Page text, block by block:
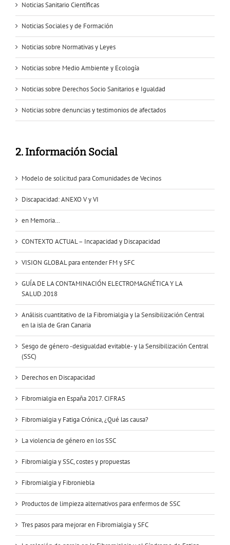
Noticias Sanitario Científicas
Noticias Sociales y de Formación
Noticias sobre Normativas y Leyes
Noticias sobre Medio Ambiente y Ecología
Noticias sobre Derechos Socio Sanitarios e Igualdad
Noticias sobre denuncias y testimonios de afectados
2. Información Social
Modelo de solicitud para Comunidades de Vecinos
Discapacidad: ANEXO V y VI
en Memoria…
CONTEXTO ACTUAL – Incapacidad y Discapacidad
VISION GLOBAL para entender FM y SFC
GUÍA DE LA CONTAMINACIÓN ELECTROMAGNÉTICA Y LA
SALUD.2018
Análisis cuantitativo de la Fibromialgia y la Sensibilización Central
en la isla de Gran Canaria
Sesgo de género -desigualdad evitable- y la Sensibilización Central
(SSC)
Derechos en Discapacidad
Fibromialgia en España 2017. CIFRAS
Fibromialgia y Fatiga Crónica, ¿Qué las causa?
La violencia de género en los SSC
Fibromialgia y SSC, costes y propuestas
Fibromialgia y Fibroniebla
Productos de limpieza alternativos para enfermos de SSC
Tres pasos para mejorar en Fibromialgia y SFC